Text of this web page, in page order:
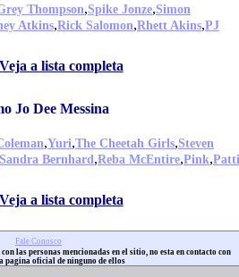
Thompson,Spike Jonze,Simon
Atkins,Rick Salomon,Rhett Akins,PJ
Veja a lista completa
Jo Dee Messina
,Yuri,The Cheetah Girls,Steven
Sandra Bernhard,Reba McEntire,Pink,Patti
Veja a lista completa
Fale Conosco
las personas mencionadas en el sitio, no esta en contacto con
pagina oficial de ninguno de ellos